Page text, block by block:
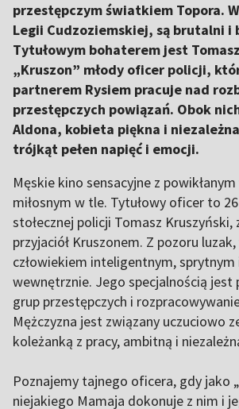
przestępczym światkiem Topora.
Legii Cudzoziemskiej, są brutalni i
Tytułowym bohaterem jest
„Kruszon” młody oficer policji,
partnerem Rysiem pracuje nad
przestępczych powiązań. Obok
Aldona, kobieta piękna i
trójkąt pełen napięć i emocji.
Męskie kino sensacyjne z
miłosnym w tle. Tytułowy oficer to
stołecznej policji Tomasz Kruszyński,
przyjaciół Kruszonem. Z pozoru
człowiekiem inteligentnym, sprytnym
wewnętrznie. Jego specjalnością jest
grup przestępczych i
Mężczyzna jest związany uczuciowo
koleżanką z pracy, ambitną i
Poznajemy tajnego oficera, gdy jako
niejakiego Mamaja dokonuje z nim i